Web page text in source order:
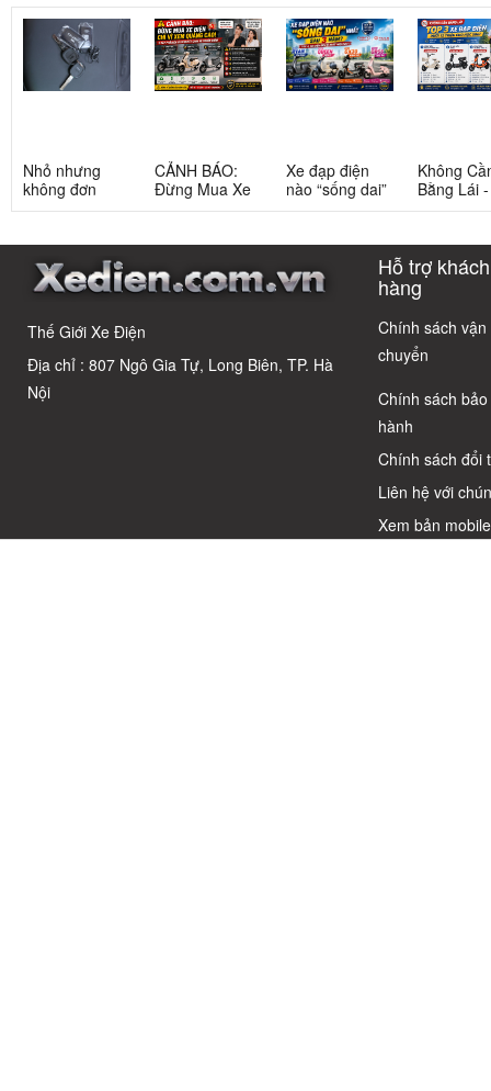
Nhỏ nhưng
không đơn
giản: Sự thật
học sinh cấp 2
CẢNH BÁO:
Đừng Mua Xe
Điện Chỉ Vì
Cáo! 5 Bẫy
Quyết Chọn Xe
Chuẩn Chỉnh
Xe đạp điện
nào “sống dai”
nhất sau 5
có câu trả lời
Không
Bằng Lái
3 Xe Đạp
Cho Học
Thế Giới Xe Điện
Địa chỉ : 807 Ngô Gia Tự, Long Biên, TP. Hà
Nội
Hỗ trợ khách
hàng
Chính sách vận
chuyển
Chính sách bảo
hành
Chính sách đổi
Liên hệ với
Xem bản